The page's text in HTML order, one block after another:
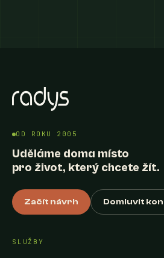
OD ROKU 2005
Uděláme doma místo
pro život, který chcete žít.
Začít návrh Domluvit
SLUŽBY